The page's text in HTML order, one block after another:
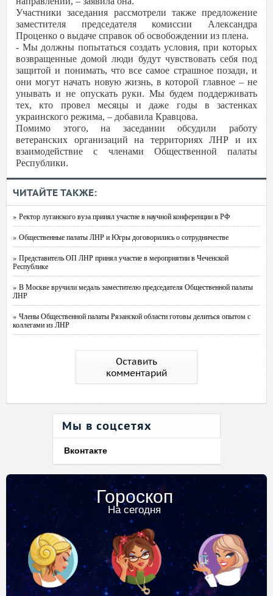
Участники заседания рассмотрели также предложение
заместителя председателя комиссии Александра
Проценко о выдаче справок об освобождении из плена.
- Мы должны попытаться создать условия, при которых
возвращенные домой люди будут чувствовать себя под
защитой и понимать, что все самое страшное позади, и
они могут начать новую жизнь, в которой главное – не
унывать и не опускать руки. Мы будем поддерживать
тех, кто провел месяцы и даже годы в застенках
украинского режима, – добавила Кравцова.
Помимо этого, на заседании обсудили работу
ветеранских организаций на территориях ЛНР и их
взаимодействие с членами Общественной палаты
Республики.
ЧИТАЙТЕ ТАКЖЕ:
» Ректор луганского вуза принял участие в научной конференции в РФ
» Общественные палаты ЛНР и Югры договорились о сотрудничестве
» Представитель ОП ЛНР принял участие в мероприятии в Чеченской
Республике
» В Москве вручили медаль заместителю председателя Общественной палаты
ЛНР
» Члены Общественной палаты Рязанской области готовы делиться опытом с
коллегами из ЛНР
Оставить
комментарий
Мы в соцсетях
Вконтакте
Гороскоп
На сегодня